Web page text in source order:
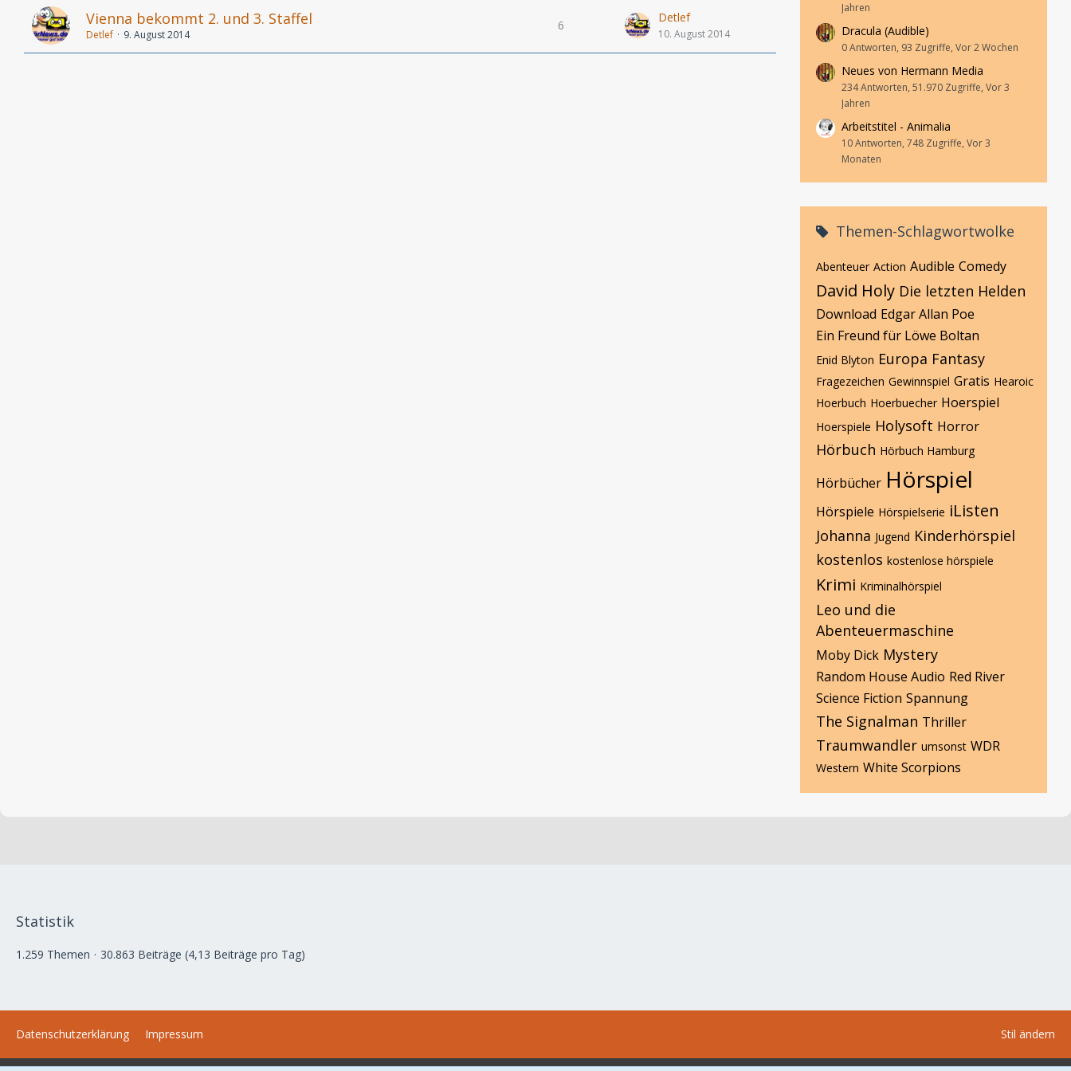
Vienna bekommt 2. und 3. Staffel
Detlef 9. August 2014
6
Detlef
10. August 2014
Jahren
Dracula (Audible)
0 Antworten, 93 Zugriffe, Vor 2 Wochen
Neues von Hermann Media
234 Antworten, 51.970 Zugriffe, Vor 3
Jahren
Arbeitstitel - Animalia
10 Antworten, 748 Zugriffe, Vor 3
Monaten
Themen-Schlagwortwolke
Abenteuer Action Audible Comedy
David Holy Die letzten Helden
Download Edgar Allan Poe
Ein Freund für Löwe Boltan
Enid Blyton Europa Fantasy
Fragezeichen Gewinnspiel Gratis Hearoic
Hoerbuch Hoerbuecher Hoerspiel
Hoerspiele Holysoft Horror
Hörbuch Hörbuch Hamburg
Hörbücher Hörspiel
Hörspiele Hörspielserie iListen
Johanna Jugend Kinderhörspiel
kostenlos kostenlose hörspiele
Krimi Kriminalhörspiel
Leo und die
Abenteuermaschine
Moby Dick Mystery
Random House Audio Red River
Science Fiction Spannung
The Signalman Thriller
Traumwandler umsonst WDR
Western White Scorpions
Statistik
1.259 Themen 30.863 Beiträge (4,13 Beiträge pro Tag)
Stil ändern
Datenschutzerklärung Impressum